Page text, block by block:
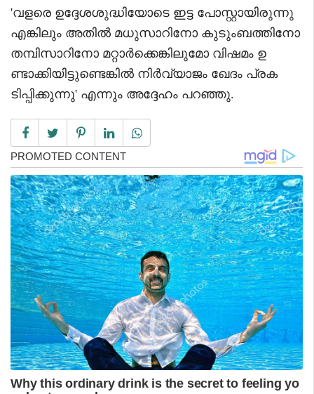
'വളരെ ഉദ്ദേശശുദ്ധിയോടെ ഇട്ട പോസ്റ്റായിരുന്നു
എങ്കിലും അതിൽ മധുസാറിനോ കുടുംബത്തിനോ
തമ്പിസാറിനോ മറ്റാർക്കെങ്കിലുമോ വിഷമം ഉ
ണ്ടാക്കിയിട്ടുണ്ടെങ്കിൽ നിർവ്യാജം ഖേദം പ്രക
ടിപ്പിക്കുന്നു' എന്നും അദ്ദേഹം പറഞ്ഞു.